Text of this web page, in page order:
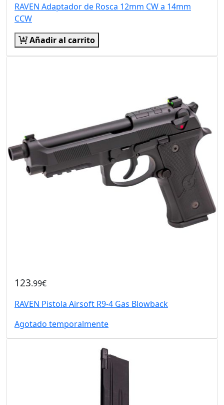
RAVEN Adaptador de Rosca 12mm CW a 14mm
CCW
Añadir al carrito
123.99€
RAVEN Pistola Airsoft R9-4 Gas Blowback
Agotado temporalmente